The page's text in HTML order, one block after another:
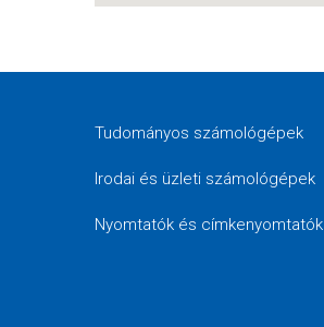
Tudományos számológépek
Irodai és üzleti számológépek
Nyomtatók és címkenyomtatók